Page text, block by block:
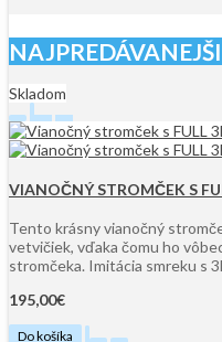
Skladom
VIANOČNÝ STROMČEK S
Tento krásny vianočný
vetvičiek, vďaka čomu ho
stromčeka. Imitácia smreku s
195,00€
Do košíka